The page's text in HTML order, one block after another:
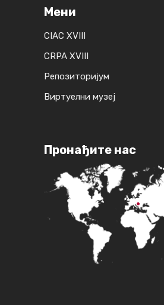
Мени
CIAC XVIII
CRPA XVIII
Репозиторијум
Виртуелни музеј
Пронађите нас